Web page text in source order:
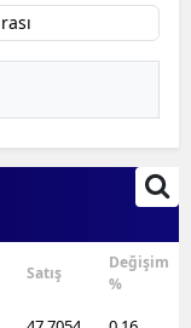
Satış
Değişim
%